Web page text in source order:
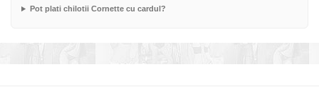
Pot plati chilotii Cornette cu cardul?